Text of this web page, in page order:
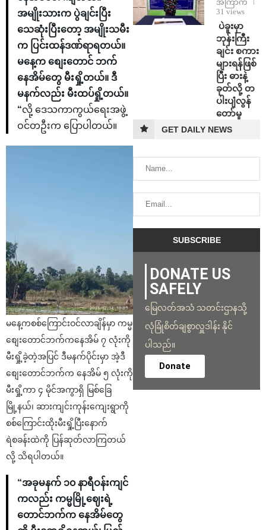
အမျိုးသားက ပွဲချင်းပြီး
သေဆုံးပြီးတော့ အမျိုးသမီး
က ပြင်းထန်ဒဏ်ရာရတယ်။
မနေ့က စျေးတောင် ဘက်
နေအိမ်တွေ မီးရှို့တယ်။ ဒီ
မနက်လည်း မီးထပ်ရှို့တယ်။
“လို့ ဒေသကာကွယ်ရေးအဖွဲ့
ဝင်တဦးက ပြောပါတယ်။
မနေ့ကစစ်ကြောင်းဝင်လာချိန်မှာ ကမ္မ
စျေးတောင်ဘက်ကနေအိမ် ၇ လုံးကို
မီးရှို့ခဲ့တဲ့အပြင် ဒီမနက်ပိုင်းမှာ အဲ့ဒီ
စျေးတောင်ဘက်က နေအိမ် ၅ လုံးကို
မီးရှို့ကာ ၄ မိုင်အကွာရှိ မြစ်ခြေ
မြို့နယ်၊ ဆားကျင်းကုန်းကျေးရွာကို
စစ်ကြောင်းထိုးမီးရှို့ပြီးနောက်
ရဲစခန်းထဲကို ပြန်ဆုတ်လာကြတယ်
လို့ သိရပါတယ်။
“အခုမနက် ၁၀ နာရီဝန်းကျင်
ကလည်း ကမ္မမြို့ဈေးရဲ့
တောင်ဘက်က နေအိမ်တွေ
အကြာက
31 views
⁩ ⁨ပဲခူးမှာ
ဘုန်းကြီး
ချင်း စကား
များရန်ဖြစ်
ပြီး ဓားနဲ့
ခုတ်လို့ တ
ပါးပျံလွန်
တော်မူ
GET DAILY NEWS
DONATE US
SAFELY
မြေလတ်အသံ သတင်းဌာနသို့
လုံခြုံစိတ်ချစွာလှူဒါန်း နိုင်
ပါသည်။
Donate